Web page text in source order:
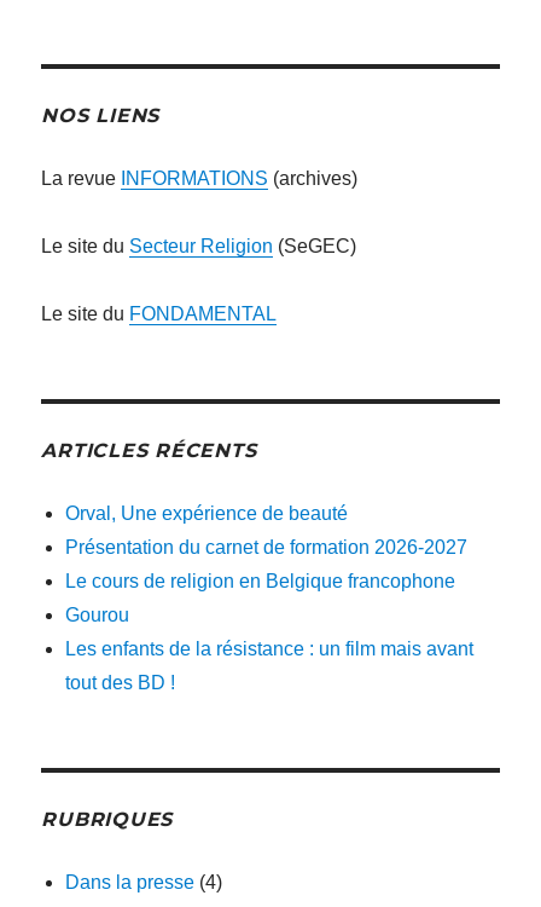
NOS LIENS
La revue INFORMATIONS (archives)
Le site du Secteur Religion (SeGEC)
Le site du FONDAMENTAL
ARTICLES RÉCENTS
Orval, Une expérience de beauté
Présentation du carnet de formation 2026-2027
Le cours de religion en Belgique francophone
Gourou
Les enfants de la résistance : un film mais avant
tout des BD !
RUBRIQUES
Dans la presse (4)